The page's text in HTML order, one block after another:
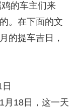
的车主们来
。在下面的文
的提车吉日，
月18日，这一天